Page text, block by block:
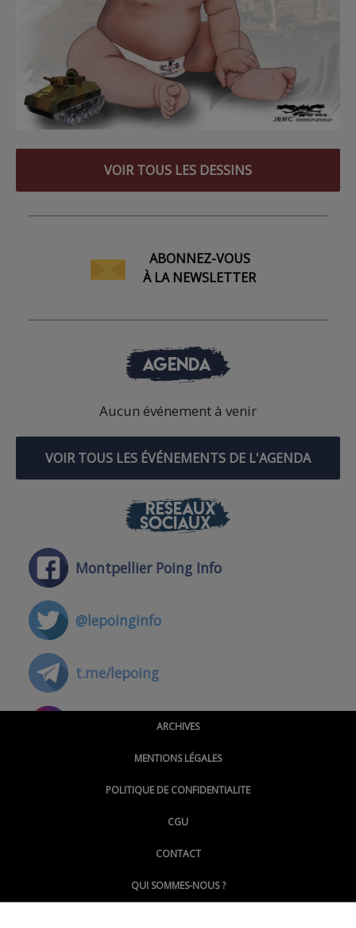
VOIR TOUS LES DESSINS
ABONNEZ-VOUS
À LA NEWSLETTER
AGENDA
Aucun événement à venir
VOIR TOUS LES ÉVÉNEMENTS DE L'AGENDA
RÉSEAUX
SOCIAUX
Montpellier Poing Info
@lepoinginfo
t.me/lepoing
@montpellierpoinginfo
@LePoingMontpellier
ARCHIVES
MENTIONS LÉGALES
POLITIQUE DE CONFIDENTIALITE
CGU
CONTACT
QUI SOMMES-NOUS ?